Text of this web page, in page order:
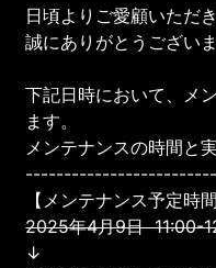
日頃よりご愛顧いただ
誠にありがとうございま
下記日時において、メ
ます。
メンテナンスの時間と
【メンテナンス予定時間
2025年4月9日 11:00-
↓